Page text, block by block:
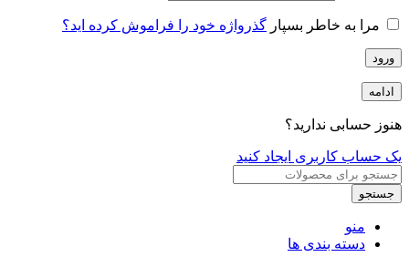
مرا به خاطر بسپار گذرواژه خود را فراموش کرده اید؟
ورود
ادامه
هنوز حسابی ندارید؟
یک حساب کاربری ایجاد کنید
جستجو
منو
دسته بندی ها